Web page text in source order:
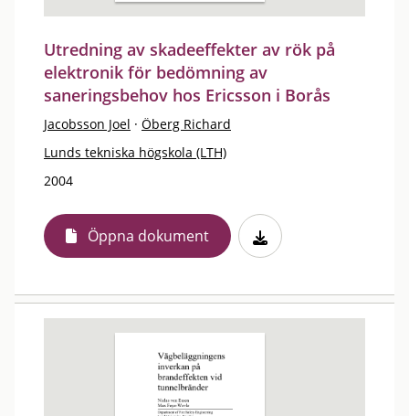
Utredning av skadeeffekter av rök på
elektronik för bedömning av
saneringsbehov hos Ericsson i Borås
Jacobsson Joel · Öberg Richard
Lunds tekniska högskola (LTH)
2004
Öppna dokument